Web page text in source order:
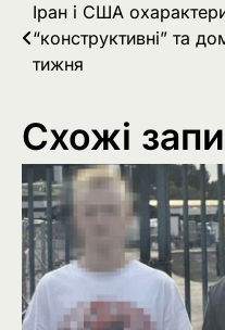
Навігація
записів
Іран і США
“конструктивні” та
тижня
Схожі